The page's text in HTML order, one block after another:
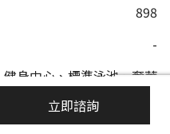
898
-
健身中心、標準泳池、奢華
立即諮詢